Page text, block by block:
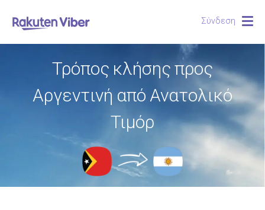
Σύνδεση
Τρόπος κλήσης προς
Αργεντινή από Ανατολικό
Τιμόρ